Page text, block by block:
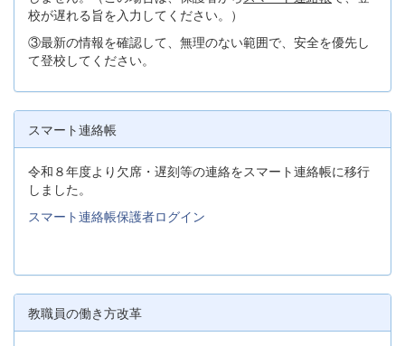
校が遅れる旨を入力してください。）
③最新の情報を確認して、無理のない範囲で、安全を優先し
て登校してください。
スマート連絡帳
令和８年度より欠席・遅刻等の連絡をスマート連絡帳に移行
しました。
スマート連絡帳保護者ログイン
教職員の働き方改革